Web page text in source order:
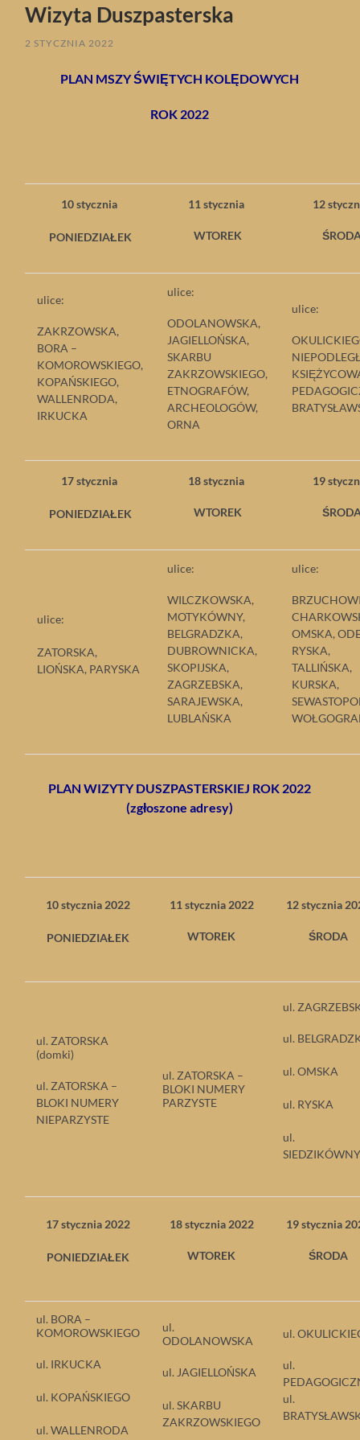
Wizyta Duszpasterska
2 STYCZNIA 2022
PLAN MSZY ŚWIĘTYCH KOLĘDOWYCH
ROK 2022
10 stycznia
PONIEDZIAŁEK
11 stycznia
WTOREK
12
ulice:
ZAKRZOWSKA,
BORA –
KOMOROWSKIEGO,
KOPAŃSKIEGO,
WALLENRODA,
IRKUCKA
ulice:
ODOLANOWSKA,
JAGIELLOŃSKA,
SKARBU
ZAKRZOWSKIEGO,
ETNOGRAFÓW,
ARCHEOLOGÓW,
ORNA
ulice:
17 stycznia
PONIEDZIAŁEK
18 stycznia
WTOREK
19
ulice:
ZATORSKA,
LIOŃSKA, PARYSKA
ulice:
WILCZKOWSKA,
MOTYKÓWNY,
BELGRADZKA,
DUBROWNICKA,
SKOPIJSKA,
ZAGRZEBSKA,
SARAJEWSKA,
LUBLAŃSKA
ulice:
OMSKA,
RYSKA,
TALLIŃSKA,
KURSKA,
PLAN WIZYTY DUSZPASTERSKIEJ ROK 2022
(zgłoszone adresy)
10 stycznia 2022
PONIEDZIAŁEK
11 stycznia 2022
WTOREK
12 stycznia
ŚRODA
ul. ZATORSKA
(domki)
ul. ZATORSKA –
BLOKI NUMERY
NIEPARZYSTE
ul. ZATORSKA –
BLOKI NUMERY
PARZYSTE
ul.
ul.
ul. OMSKA
ul. RYSKA
ul.
17 stycznia 2022
PONIEDZIAŁEK
18 stycznia 2022
WTOREK
19 stycznia
ŚRODA
ul. BORA –
KOMOROWSKIEGO
ul. IRKUCKA
ul. KOPAŃSKIEGO
ul. WALLENRODA
ul.
ODOLANOWSKA
ul. JAGIELLOŃSKA
ul. SKARBU
ZAKRZOWSKIEGO
ul.
ul.
ul.